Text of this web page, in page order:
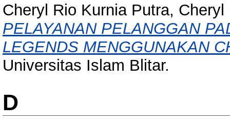
Cheryl Rio Kurnia Putra, Cheryl
PELAYANAN PELANGGAN
LEGENDS MENGGUNAKAN
Universitas Islam Blitar.
D